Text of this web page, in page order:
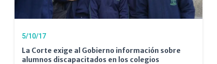
5/10/17
La Corte exige al Gobierno información sobre
alumnos discapacitados en los colegios